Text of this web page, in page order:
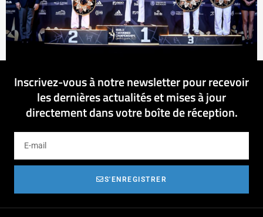
Inscrivez-vous à notre newsletter pour recevoir
les dernières actualités et mises à jour
directement dans votre boîte de réception.
S'ENREGISTRER